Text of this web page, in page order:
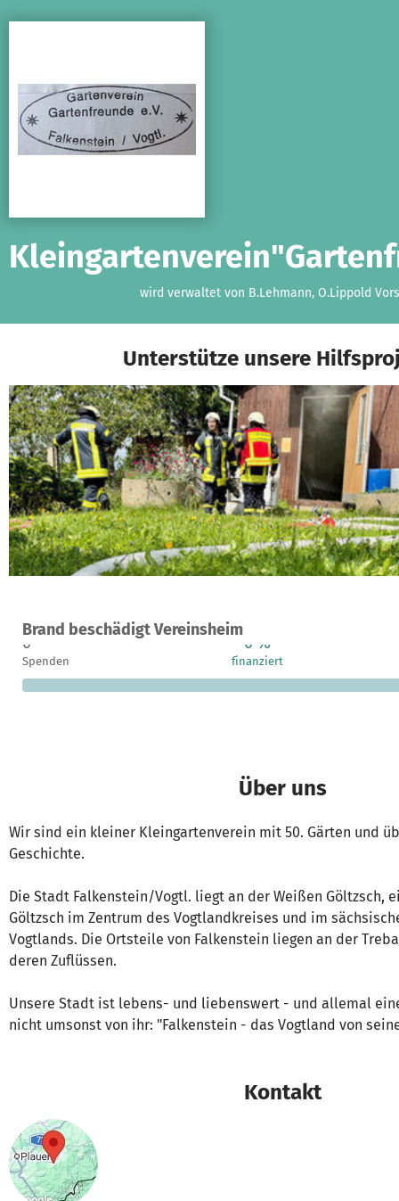
wird verwaltet von B.Lehmann, O.Lippold
Unterstütze unsere
Brand beschädigt Vereinsheim
Ein Projekt in Falkenstein/Vogtland, Deutschland
0
Spenden
0 %
finanziert
Über uns
Wir sind ein kleiner Kleingartenverein mit 50. Gärten und
Geschichte.
Die Stadt Falkenstein/Vogtl. liegt an der Weißen Göltzsch,
Göltzsch im Zentrum des Vogtlandkreises und im
Vogtlands. Die Ortsteile von Falkenstein liegen an der
deren Zuflüssen.
Unsere Stadt ist lebens- und liebenswert - und allemal
nicht umsonst von ihr: "Falkenstein - das Vogtland von
Kontakt